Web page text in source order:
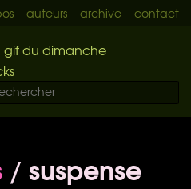
auteurs archive contact
gif du dimanche
/ suspense